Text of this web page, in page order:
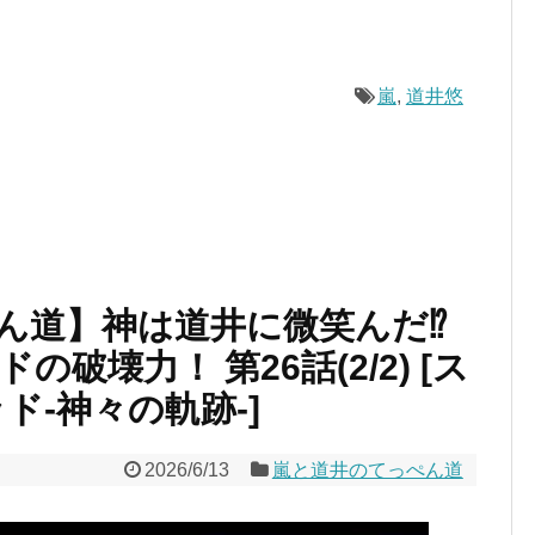
嵐, 道井悠
道】神は道井に微笑んだ⁉
の破壊力！ 第26話(2/2) [ス
-神々の軌跡-]
2026/6/13 嵐と道井のてっぺん道